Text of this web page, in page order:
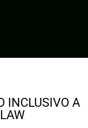
INCLUSIVO A